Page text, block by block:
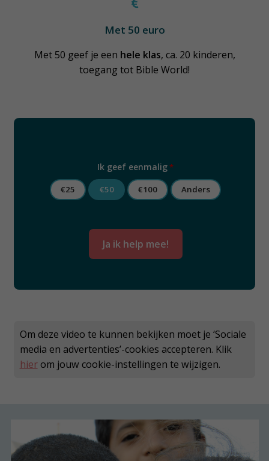
Met 50 euro
Met 50 geef je een hele klas, ca. 20 kinderen,
toegang tot Bible World!
Ik geef eenmalig*
€25 €50 €100 Anders
Om deze video te kunnen bekijken moet je ‘Sociale
media en advertenties’-cookies accepteren. Klik
hierom jouw cookie-instellingen te wijzigen.